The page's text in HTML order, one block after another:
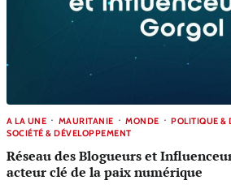
A LA UNE MAURITANIE MONDE
POLITIQUE &
SOCIÉTÉ & DÉVELOPPEMENT
Réseau des Blogueurs et
acteur clé de la paix numérique